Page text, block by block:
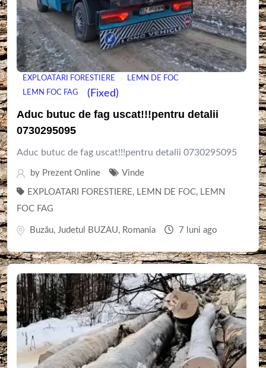
EXPLOATARI FORESTIERE
LEMN DE FOC
LEMN FOC FAG
(Fixed)
Aduc butuc de fag uscat!!!pentru detalii
0730295095
Aduc butuc de fag uscat!!!pentru detalii 0730295095
by Prezent Online Vinde
EXPLOATARI FORESTIERE , LEMN DE FOC, LEMN
FOC FAG
Buzău, Judetul BUZAU, Romania 7 luni ago